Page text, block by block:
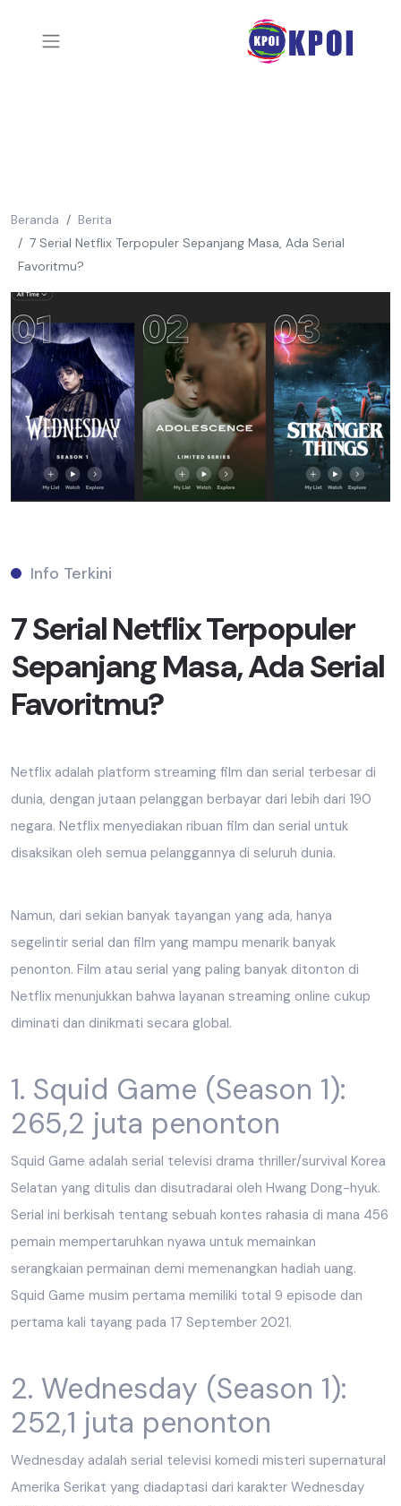
Beranda
Berita
7 Serial Netflix Terpopuler Sepanjang Masa, Ada Serial
Favoritmu?
Info Terkini
7 Serial Netflix Terpopuler
Sepanjang Masa, Ada Serial
Favoritmu?
Netflix adalah platform streaming film dan serial terbesar di
dunia, dengan jutaan pelanggan berbayar dari lebih dari 190
negara. Netflix menyediakan ribuan film dan serial untuk
disaksikan oleh semua pelanggannya di seluruh dunia.
Namun, dari sekian banyak tayangan yang ada, hanya
segelintir serial dan film yang mampu menarik banyak
penonton. Film atau serial yang paling banyak ditonton di
Netflix menunjukkan bahwa layanan streaming online cukup
diminati dan dinikmati secara global.
1. Squid Game (Season 1):
265,2 juta penonton
Squid Game adalah serial televisi drama thriller/survival Korea
Selatan yang ditulis dan disutradarai oleh Hwang Dong-hyuk.
Serial ini berkisah tentang sebuah kontes rahasia di mana 456
pemain mempertaruhkan nyawa untuk memainkan
serangkaian permainan demi memenangkan hadiah uang.
Squid Game musim pertama memiliki total 9 episode dan
pertama kali tayang pada 17 September 2021.
2. Wednesday (Season 1):
252,1 juta penonton
Wednesday adalah serial televisi komedi misteri supernatural
Amerika Serikat yang diadaptasi dari karakter Wednesday